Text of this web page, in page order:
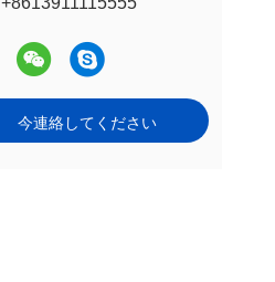
今連絡してください